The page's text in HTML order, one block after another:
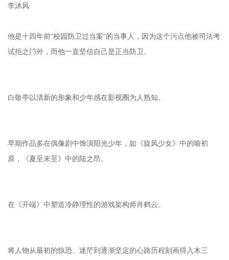
李沐风
他是十四年前“校园防卫过当案”的当事人，因为这个污点他被司法考
试拒之门外，而他一直坚信自己是正当防卫。
白敬亭以清新的形象和少年感在影视圈为人熟知。
早期作品多在偶像剧中饰演阳光少年，如《旋风少女》中的喻初
原，《夏至未至》中的陆之昂。
在《开端》中塑造冷静理性的游戏架构师肖鹤云。
将人物从最初的惊恐、迷茫到逐渐坚定的心路历程刻画得入木三